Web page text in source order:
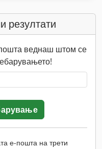
резултати
веднаш штом се
е-пошта на трети